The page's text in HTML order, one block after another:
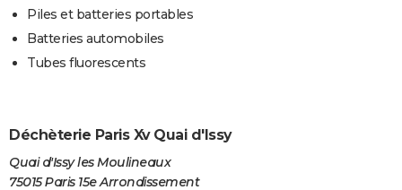
Piles et batteries portables
Batteries automobiles
Tubes fluorescents
Déchèterie Paris Xv Quai d'Issy
Quai d'Issy les Moulineaux
75015 Paris 15e Arrondissement